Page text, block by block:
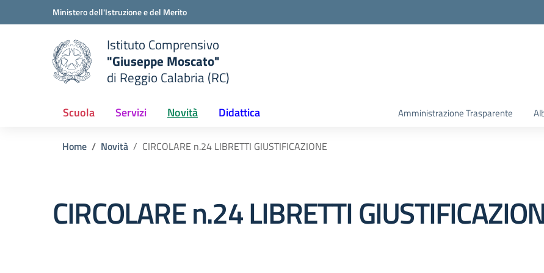
Vai ai contenuti
Vai al menu di navigazioneMinistero dell'Istruzione e del Merito
scuola
Istituto Comprensivo
"Giuseppe Moscato"
di Reggio Calabria (RC)
Scuola Servizi Novità Didattica Amministrazione Trasparente
Home Novità CIRCOLARE n.24 LIBRETTI GIUSTIFICAZIONE
CIRCOLARE n.24 LIBRETTI